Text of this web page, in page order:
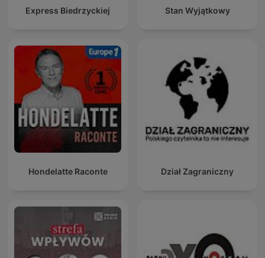
Express Biedrzyckiej Stan Wyjątkowy
Hondelatte Raconte Dział Zagraniczny